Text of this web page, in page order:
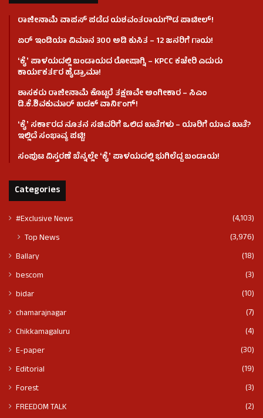
ರಾಜೀನಾಮೆ ವಾಪಸ್ ಪಡೆದ ಯಶವಂತರಾಯಗೌಡ ಪಾಟೀಲ್‌!
ಏರ್ ಇಂಡಿಯಾ ವಿಮಾನ 300 ಅಡಿ ಕುಸಿತ – 12 ಜನರಿಗೆ ಗಾಯ!
ʻಕೈʼ​ ಪಾಳಯದಲ್ಲಿ ಬಂಡಾಯದ ರೋಷಾಗ್ನಿ – KPCC ಕಚೇರಿ ಎದುರು
ಕಾರ್ಯಕರ್ತರ ಹೈಡ್ರಾಮಾ!
ಶಾಸಕರು ರಾಜೀನಾಮೆ ಕೊಟ್ಟರೆ ತಕ್ಷಣವೇ ಅಂಗೀಕಾರ – ಸಿಎಂ
ಡಿ.ಕೆ.ಶಿವಕುಮಾರ್ ಖಡಕ್ ವಾರ್ನಿಂಗ್!
ʻಕೈʼ ಸರ್ಕಾರದ ನೂತನ ಸಚಿವರಿಗೆ ಒಲಿದ ಖಾತೆಗಳು – ಯಾರಿಗೆ ಯಾವ ಖಾತೆ?
ಇಲ್ಲಿದೆ ಸಂಭಾವ್ಯ ಪಟ್ಟಿ!
ಸಂಪುಟ ವಿಸ್ತರಣೆ ಬೆನ್ನಲ್ಲೇ ʻಕೈʼ ಪಾಳಯದಲ್ಲಿ ಭುಗಿಲೆದ್ದ ಬಂಡಾಯ!
Categories
#Exclusive News (4,103)
Top News (3,976)
Ballary
(18)
bescom
(3)
bidar
(10)
chamarajnagar
(7)
Chikkamagaluru
(4)
E-paper
(30)
Editorial
(19)
Forest
(3)
FREEDOM TALK
(2)